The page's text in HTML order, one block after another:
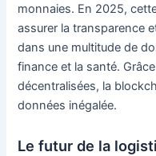
monnaies. En 2025,
assurer la transparence
dans une multitude de
finance et la santé.
décentralisées, la
données inégalée.
Le futur de la